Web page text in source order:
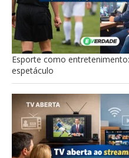
Esporte como
espetáculo